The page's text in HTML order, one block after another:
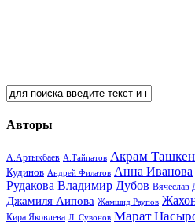
Авторы
А.Артыкбаев А.Тайпатов Акрам
Кудинов Андрей Филатов Анна Иванова
Рудакова Владимир Дубов Вячеслав
Джамиля Аипова Жамшид Раупов
Кира Яковлева Л. Сувонов Марат